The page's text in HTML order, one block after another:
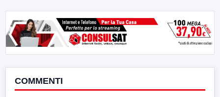
COMMENTI